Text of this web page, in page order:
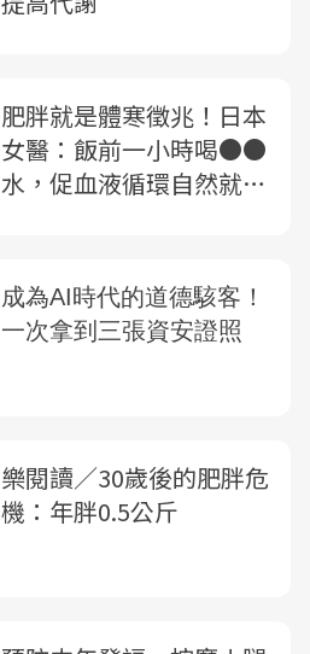
肥胖就是體寒徵兆！日本
女醫：飯前一小時喝●●
水，促血液循環自然就會
樂閱讀／30歲後的肥胖危
機：年胖0.5公斤